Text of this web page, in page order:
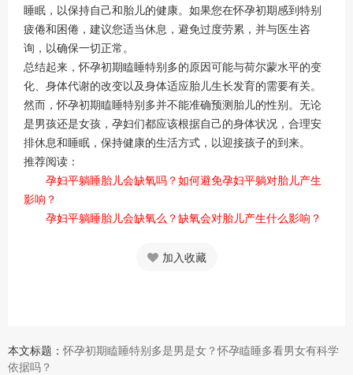
睡眠，以保持自己和胎儿的健康。如果您在怀孕初期感到特别
疲倦和困倦，建议您适当休息，避免过度劳累，并与医生咨
询，以确保一切正常。
总结起来，怀孕初期瞌睡特别多的原因可能与荷尔蒙水平的变
化、身体代谢的改变以及身体适应胎儿生长发育的需要有关。
然而，怀孕初期瞌睡特别多并不能准确预测胎儿的性别。无论
是男孩还是女孩，孕妇们都应该根据自己的身体状况，合理安
排休息和睡眠，保持健康的生活方式，以迎接孩子的到来。
推荐阅读：
孕妇平躺睡胎儿会缺氧吗？如何避免孕妇平躺对胎儿产生
影响？
孕妇平躺睡胎儿会缺氧么？缺氧会对胎儿产生什么影响？
加入收藏
本文标题：怀孕初期瞌睡特别多是男是女？怀孕瞌睡多看男女有科学
依据吗？